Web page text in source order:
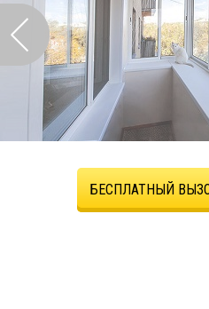
БЕСПЛАТНЫЙ